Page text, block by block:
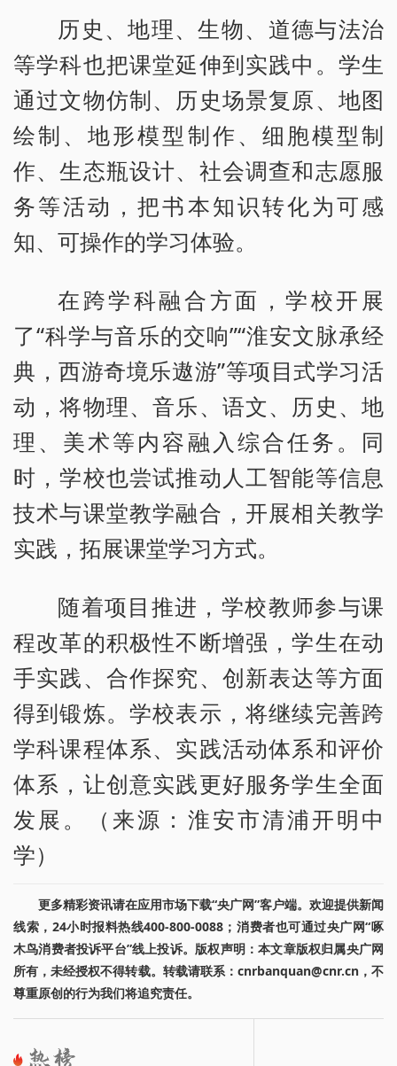
历史、地理、生物、道德与法治
等学科也把课堂延伸到实践中。学生
通过文物仿制、历史场景复原、地图
绘制、地形模型制作、细胞模型制
作、生态瓶设计、社会调查和志愿服
务等活动，把书本知识转化为可感
知、可操作的学习体验。
在跨学科融合方面，学校开展
了“科学与音乐的交响”“淮安文脉承经
典，西游奇境乐遨游”等项目式学习活
动，将物理、音乐、语文、历史、地
理、美术等内容融入综合任务。同
时，学校也尝试推动人工智能等信息
技术与课堂教学融合，开展相关教学
实践，拓展课堂学习方式。
随着项目推进，学校教师参与课
程改革的积极性不断增强，学生在动
手实践、合作探究、创新表达等方面
得到锻炼。学校表示，将继续完善跨
学科课程体系、实践活动体系和评价
体系，让创意实践更好服务学生全面
发展。（来源：淮安市清浦开明中
学）
更多精彩资讯请在应用市场下载“央广网”客户端。欢迎提供新闻
线索，24小时报料热线400-800-0088；消费者也可通过央广网“啄
木鸟消费者投诉平台”线上投诉。版权声明：本文章版权归属央广网
所有，未经授权不得转载。转载请联系：cnrbanquan@cnr.cn，不
尊重原创的行为我们将追究责任。